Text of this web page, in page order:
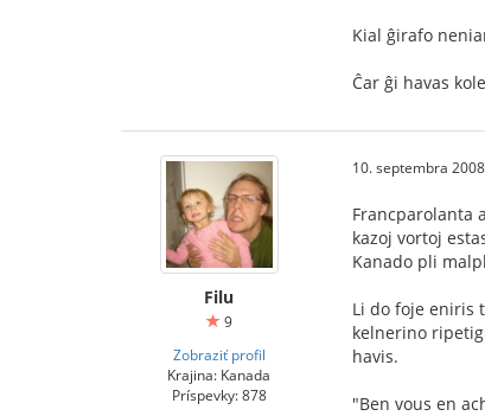
Kial ĝirafo
Ĉar ĝi havas
Filu
9
Zobraziť profil
Krajina: Kanada
Príspevky: 878
10. septembra
Francparolanta
kazoj vortoj
Kanado pli
Li do foje eniris
kelnerino
havis.
"Ben vous en